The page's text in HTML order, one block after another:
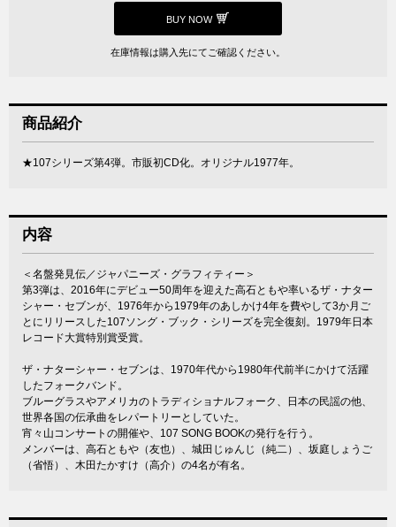
BUY NOW
在庫情報は購入先にてご確認ください。
商品紹介
★107シリーズ第4弾。市販初CD化。オリジナル1977年。
内容
＜名盤発見伝／ジャパニーズ・グラフィティー＞
第3弾は、2016年にデビュー50周年を迎えた高石ともや率いるザ・ナター
シャー・セブンが、1976年から1979年のあしかけ4年を費やして3か月ご
とにリリースした107ソング・ブック・シリーズを完全復刻。1979年日本
レコード大賞特別賞受賞。
ザ・ナターシャー・セブンは、1970年代から1980年代前半にかけて活躍
したフォークバンド。
ブルーグラスやアメリカのトラディショナルフォーク、日本の民謡の他、
世界各国の伝承曲をレパートリーとしていた。
宵々山コンサートの開催や、107 SONG BOOKの発行を行う。
メンバーは、高石ともや（友也）、城田じゅんじ（純二）、坂庭しょうご
（省悟）、木田たかすけ（高介）の4名が有名。